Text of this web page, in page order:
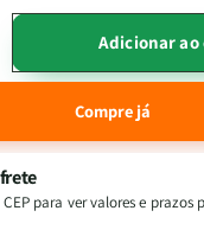
Adicionar
Compre já
para ver valores e prazos